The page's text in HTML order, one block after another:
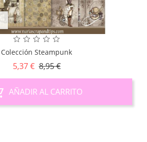
Colección Steampunk
5,37 € Precio
8,95 €Precio
AÑADIR AL CARRITO